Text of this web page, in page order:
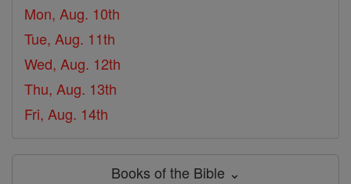
Mon, Aug. 10th
Tue, Aug. 11th
Wed, Aug. 12th
Thu, Aug. 13th
Fri, Aug. 14th
Books of the Bible ⌄